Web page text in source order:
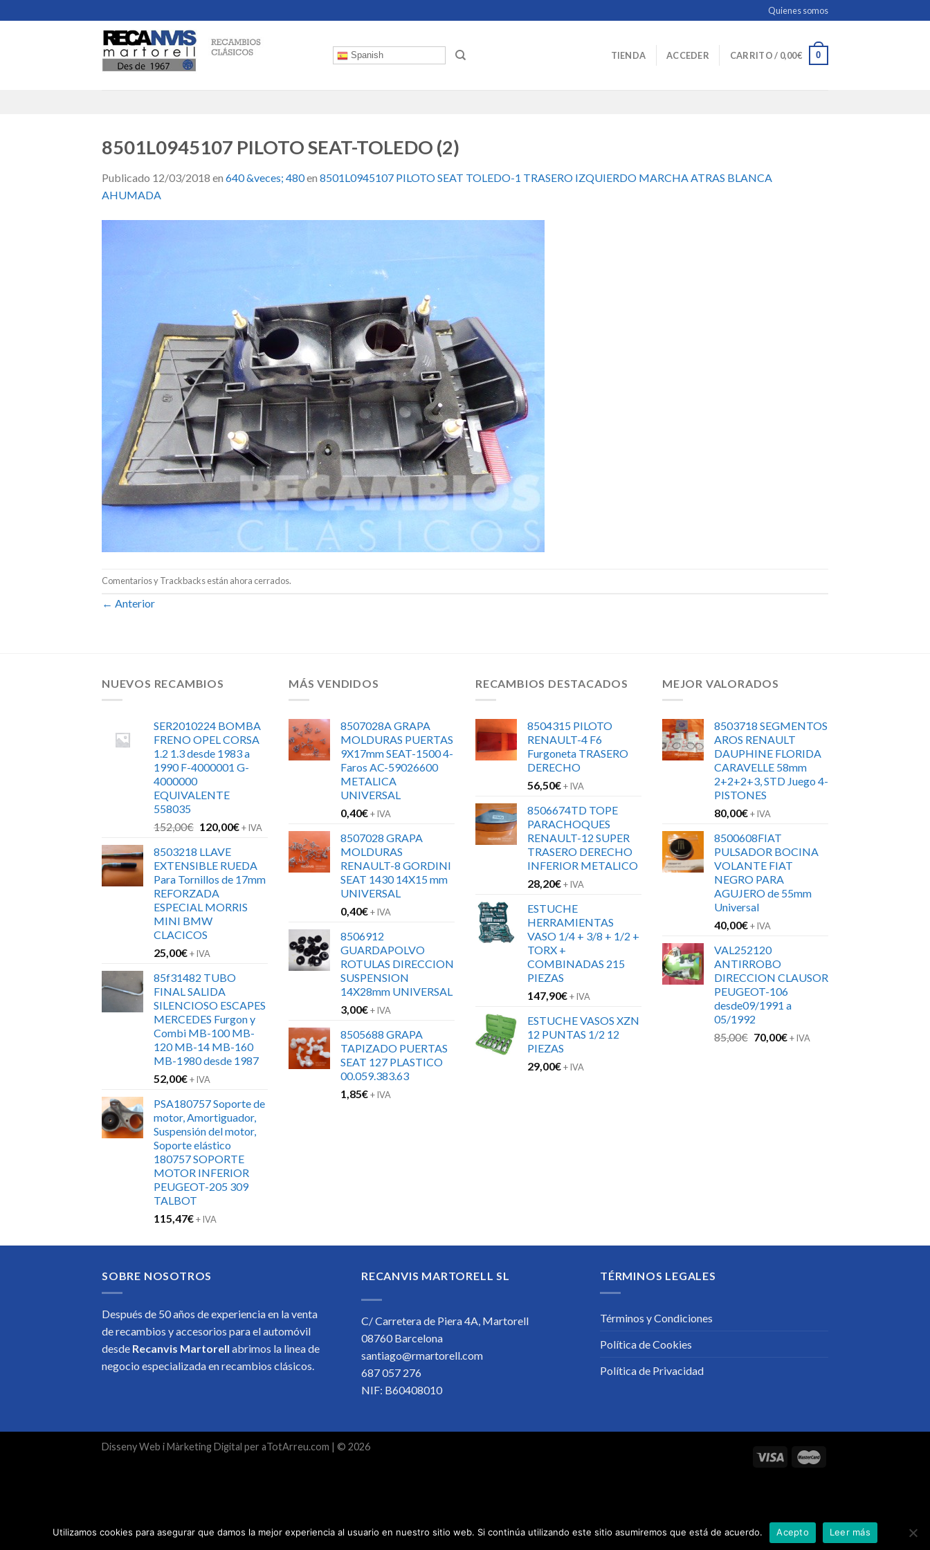
to
Quienes somos
Spanish TIENDA ACCEDER CARRITO / 0,00€ 0
8501L0945107 PILOTO SEAT-TOLEDO (2)
Publicado 12/03/2018 en 640 &veces; 480en 8501L0945107 PILOTO SEAT TOLEDO-1 TRASERO IZQUIERDO MARCHA ATRAS BLANCA
AHUMADA
Comentarios y Trackbacks están ahora cerrados.
← Anterior
NUEVOS RECAMBIOS
SER2010224 BOMBA
FRENO OPEL CORSA
1.2 1.3 desde 1983 a
1990 F-4000001 G-
4000000
EQUIVALENTE
558035
152,00€ El
original
era:
152,00€.
120,00€El
es:
120,00€.
+ IVA
8503218 LLAVE
EXTENSIBLE RUEDA
Para Tornillos de 17mm
REFORZADA
ESPECIAL MORRIS
MINI BMW
CLACICOS
25,00€+ IVA
85f31482 TUBO
FINAL SALIDA
SILENCIOSO ESCAPES
MERCEDES Furgon y
Combi MB-100 MB-
120 MB-14 MB-160
MB-1980 desde 1987
52,00€+ IVA
PSA180757 Soporte de
motor, Amortiguador,
Suspensión del motor,
Soporte elástico
180757 SOPORTE
MOTOR INFERIOR
PEUGEOT-205 309
TALBOT
115,47€+ IVA
MÁS VENDIDOS
8507028A GRAPA
MOLDURAS PUERTAS
9X17mm SEAT-1500 4-
Faros AC-59026600
METALICA
UNIVERSAL
0,40€+ IVA
8507028 GRAPA
MOLDURAS
RENAULT-8 GORDINI
SEAT 1430 14X15 mm
UNIVERSAL
0,40€+ IVA
8506912
GUARDAPOLVO
ROTULAS DIRECCION
SUSPENSION
14X28mm UNIVERSAL
3,00€+ IVA
8505688 GRAPA
TAPIZADO PUERTAS
SEAT 127 PLASTICO
00.059.383.63
1,85€+ IVA
RECAMBIOS DESTACADOS
8504315 PILOTO
RENAULT-4 F6
Furgoneta TRASERO
DERECHO
56,50€+ IVA
8506674TD TOPE
PARACHOQUES
RENAULT-12 SUPER
TRASERO DERECHO
INFERIOR METALICO
28,20€+ IVA
ESTUCHE
HERRAMIENTAS
VASO 1/4 + 3/8 + 1/2 +
TORX +
COMBINADAS 215
PIEZAS
147,90€+ IVA
ESTUCHE VASOS XZN
12 PUNTAS 1/2 12
PIEZAS
29,00€+ IVA
MEJOR VALORADOS
8503718 SEGMENTOS
AROS RENAULT
DAUPHINE FLORIDA
CARAVELLE 58mm
2+2+2+3, STD Juego 4-
PISTONES
80,00€+ IVA
8500608FIAT
PULSADOR BOCINA
VOLANTE FIAT
NEGRO PARA
AGUJERO de 55mm
Universal
40,00€+ IVA
VAL252120
ANTIRROBO
DIRECCION CLAUSOR
PEUGEOT-106
desde09/1991 a
05/1992
85,00€ El
70,00€El+ IVA
SOBRE NOSOTROS
Después de 50 años de experiencia en la venta
de recambios y accesorios para el automóvil
desde Recanvis Martorell abrimos la linea de
negocio especializada en recambios clásicos.
RECANVIS MARTORELL SL
C/ Carretera de Piera 4A, Martorell
08760 Barcelona
santiago@rmartorell.com
687 057 276
NIF: B60408010
TÉRMINOS LEGALES
Términos y Condiciones
Política de Cookies
Política de Privacidad
Disseny Web iMàrketing Digital per aTotArreu.com | © 2026
Utilizamos cookies para asegurar que damos la mejor experiencia al usuario en nuestro sitio web. Si continúa utilizando este sitio asumiremos que está de acuerdo. Acepto Leer más